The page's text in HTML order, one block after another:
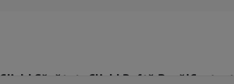
Click! Sănătate Click! Poftă Bună!Contact